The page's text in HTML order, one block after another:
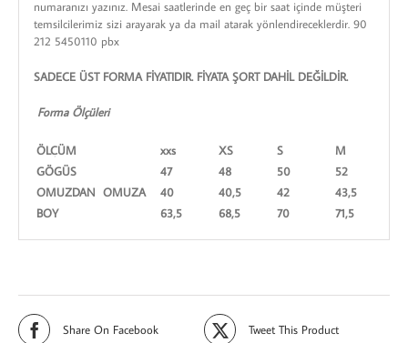
numaranızı yazınız. Mesai saatlerinde en geç bir saat içinde müşteri
temsilcilerimiz sizi arayarak ya da mail atarak yönlendireceklerdir. 90
212 5450110 pbx
SADECE ÜST FORMA FİYATIDIR. FİYATA ŞORT DAHİL DEĞİLDİR.
Forma Ölçüleri
ÖLÇÜM xxs XS S M
GÖGÜS
47 48 50 52
OMUZDAN OMUZA
40 40,5 42 43,5
BOY
63,5 68,5 70 71,5
Share On Facebook Tweet This Product